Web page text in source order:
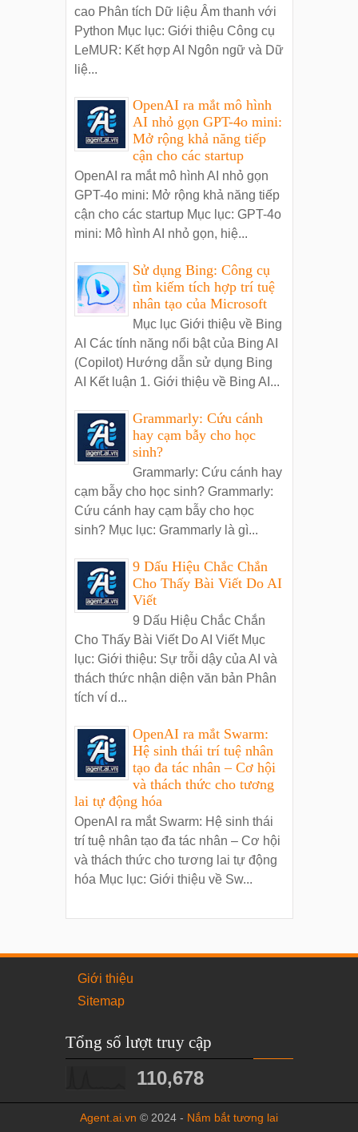
cao Phân tích Dữ liệu Âm thanh với
Python Mục lục: Giới thiệu Công cụ
LeMUR: Kết hợp AI Ngôn ngữ và Dữ
liệ...
OpenAI ra mắt mô hình
AI nhỏ gọn GPT-4o mini:
Mở rộng khả năng tiếp
cận cho các startup
OpenAI ra mắt mô hình AI nhỏ gọn
GPT-4o mini: Mở rộng khả năng tiếp
cận cho các startup Mục lục: GPT-4o
mini: Mô hình AI nhỏ gọn, hiệ...
Sử dụng Bing: Công cụ
tìm kiếm tích hợp trí tuệ
nhân tạo của Microsoft
Mục lục Giới thiệu về Bing
AI Các tính năng nổi bật của Bing AI
(Copilot) Hướng dẫn sử dụng Bing
AI Kết luận 1. Giới thiệu về Bing AI...
Grammarly: Cứu cánh
hay cạm bẫy cho học
sinh?
Grammarly: Cứu cánh hay
cạm bẫy cho học sinh? Grammarly:
Cứu cánh hay cạm bẫy cho học
sinh? Mục lục: Grammarly là gì...
9 Dấu Hiệu Chắc Chắn
Cho Thấy Bài Viết Do AI
Viết
9 Dấu Hiệu Chắc Chắn
Cho Thấy Bài Viết Do AI Viết Mục
lục: Giới thiệu: Sự trỗi dậy của AI và
thách thức nhận diện văn bản Phân
tích ví d...
OpenAI ra mắt Swarm:
Hệ sinh thái trí tuệ nhân
tạo đa tác nhân – Cơ hội
và thách thức cho tương
lai tự động hóa
OpenAI ra mắt Swarm: Hệ sinh thái
trí tuệ nhân tạo đa tác nhân – Cơ hội
và thách thức cho tương lai tự động
hóa Mục lục: Giới thiệu về Sw...
Giới thiệu
Sitemap
Tổng số lượt truy cập
110,678
Agent.ai.vn © 2024 - Nắm bắt tương lai